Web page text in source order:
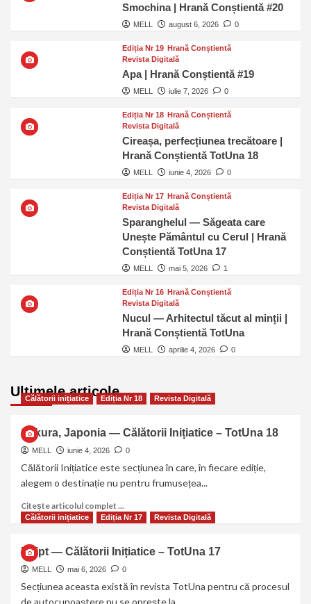
Smochina | Hrană Conștientă #20
MELL august 6, 2026 0
Ediția Nr 19 Hrană Conștientă
Revista Digitală
Apa | Hrană Conștientă #19
MELL iulie 7, 2026 0
Ediția Nr 18 Hrană Conștientă
Revista Digitală
Cireașa, perfecțiunea trecătoare |
Hrană Conștientă TotUna 18
MELL iunie 4, 2026 0
Ediția Nr 17 Hrană Conștientă
Revista Digitală
Sparanghelul — Săgeata care
Unește Pământul cu Cerul | Hrană
Conștientă TotUna 17
MELL mai 5, 2026 1
Ediția Nr 16 Hrană Conștientă
Revista Digitală
Nucul — Arhitectul tăcut al minții |
Hrană Conștientă TotUna
MELL aprilie 4, 2026 0
Ultimele articole
Călătorii inițiatice Ediția Nr 18 Revista Digitală
Sakura, Japonia — Călătorii Inițiatice – TotUna 18
MELL iunie 4, 2026 0
Călătorii Inițiatice este secțiunea în care, în fiecare ediție,
alegem o destinație nu pentru frumusețea...
Citește articolul complet ...
Călătorii inițiatice Ediția Nr 17 Revista Digitală
Egipt — Călătorii Inițiatice – TotUna 17
MELL mai 6, 2026 0
Secțiunea aceasta există în revista TotUna pentru că procesul
de autocunoaștere nu se oprește la...